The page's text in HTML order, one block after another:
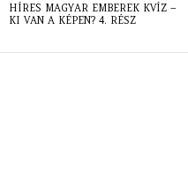
HÍRES MAGYAR EMBEREK KVÍZ –
KI VAN A KÉPEN? 4. RÉSZ